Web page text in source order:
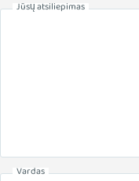
Jūsų atsiliepimas
Vardas